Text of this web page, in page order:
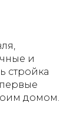
и
стройка
домом.